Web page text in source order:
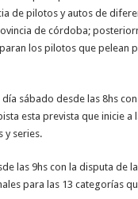
de pilotos y autos de
de córdoba;
los pilotos que pelean
sábado desde las 8hs
esta prevista que inicie a
y series.
las 9hs con la disputa de
para las 13 categorías